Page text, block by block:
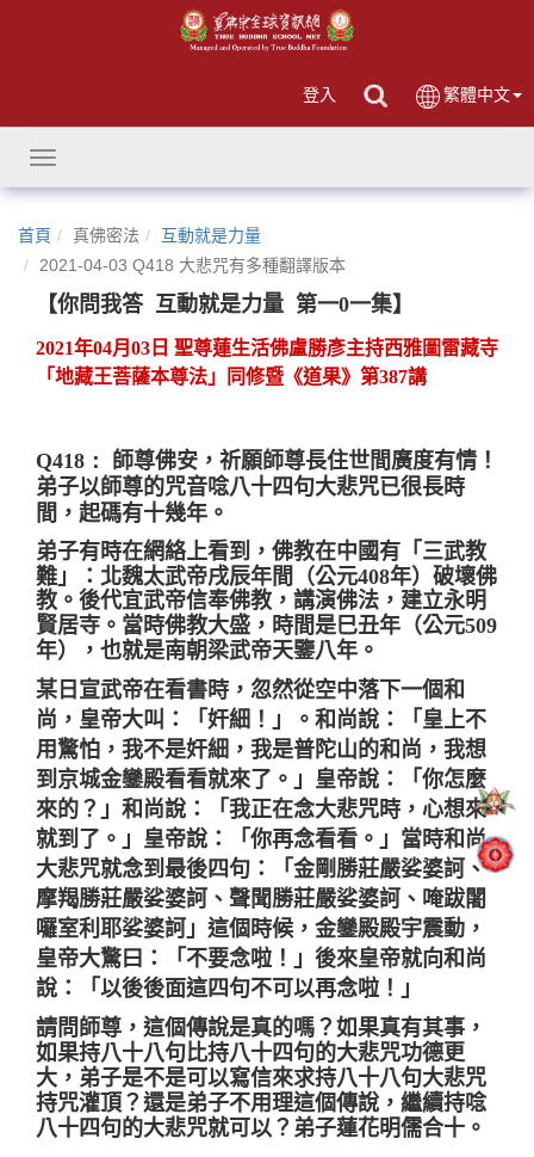
登入 繁體中文
Toggle
navigation
首頁 真佛密法
互動就是力量
2021-04-03 Q418 大悲咒有多種翻譯版本
【你問我答 互動就是力量 第一0一集】
2021年04月 03 日 聖尊蓮生活佛盧勝彥主持西雅圖雷藏寺
「地藏王菩薩本尊法」同修暨《道果》第387講
Q418：
師尊佛安，祈願師尊長住世間廣度有情！
弟子以師尊的咒音唸八十四句大悲咒已很長時
間 ， 起碼有十幾年。
弟子有時在網絡上看到 ， 佛教在中國有 「 三武教
難 」 ： 北魏太武帝戌辰年間（公元408年）破壞佛
教。後代宜武帝信奉佛教，講演佛法，建立永明
賢居寺。當時佛教大盛，時間是巳丑年 （公元509
年），也就是南朝梁武帝天鑒八年。
某日宣武帝在看書時，忽然從空中落下一個和
尚，皇帝大叫：「奸細！」。和尚說：「皇上不
用驚怕，我不是奸細，我是普陀山的和尚，我想
到京城金鑾殿看看就來了。」皇帝說：「你怎麼
來的？」和尚說：「我正在念大悲咒時，心想來
就到了。」皇帝說：「你再念看看。」當時和尚
大悲咒就念到最後四句：「金剛勝莊嚴娑婆訶、
摩羯勝莊嚴娑婆訶、聲聞勝莊嚴娑婆訶、唵跋闍
囉室利耶娑婆訶」這個時候，金鑾殿殿宇震動，
皇帝大驚曰：「不要念啦！」後來皇帝就向和尚
說：「以後後面這四句不可以再念啦！」
請問師尊，這個傳說是真的嗎？如果真有其事，
如果持八十八句比持八十四句的大悲咒功德更
大，弟子是不是可以寫信來求持八十八句大悲咒
持咒灌頂？還是弟子不用理這個傳說，繼續持唸
八十四句的大悲咒就可以？弟子蓮花明儒合十 。